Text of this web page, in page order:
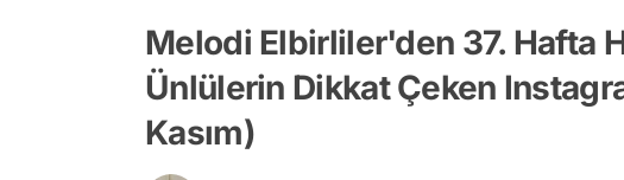
Melodi Elbirliler'den 37. Hafta
Ünlülerin Dikkat Çeken
Kasım)